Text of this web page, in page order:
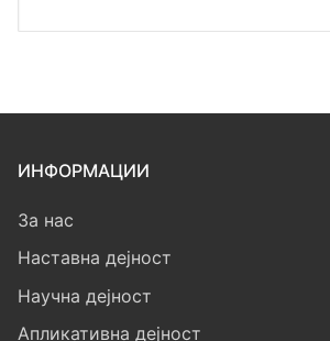
ИНФОРМАЦИИ
За нас
Наставна дејност
Научна дејност
Апликативна дејност